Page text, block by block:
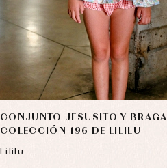
CONJUNTO JESUSITO Y BRAGA
COLECCIÓN 196 DE LILILU
Lililu